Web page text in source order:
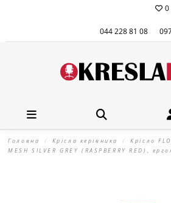
0
044 228 81 08
Головна Крісла керівника
Крісло
MESH SILVER GREY (RASPBERRY RED),